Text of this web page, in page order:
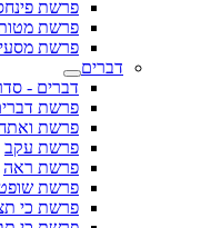
פרשת
פרשת
פרשת מסעי
דברים
דברים -
פרשת
פרשת
פרשת עקב
פרשת ראה
פרשת
פרשת כי